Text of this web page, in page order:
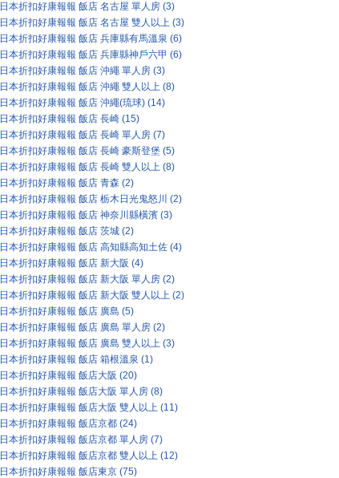
日本折扣好康報報 飯店 名古屋 單人房 (3)
日本折扣好康報報 飯店 名古屋 雙人以上 (3)
日本折扣好康報報 飯店 兵庫縣有馬溫泉 (6)
日本折扣好康報報 飯店 兵庫縣神戶六甲 (6)
日本折扣好康報報 飯店 沖繩 單人房 (3)
日本折扣好康報報 飯店 沖繩 雙人以上 (8)
日本折扣好康報報 飯店 沖繩(琉球) (14)
日本折扣好康報報 飯店 長崎 (15)
日本折扣好康報報 飯店 長崎 單人房 (7)
日本折扣好康報報 飯店 長崎 豪斯登堡 (5)
日本折扣好康報報 飯店 長崎 雙人以上 (8)
日本折扣好康報報 飯店 青森 (2)
日本折扣好康報報 飯店 栃木日光鬼怒川 (2)
日本折扣好康報報 飯店 神奈川縣橫濱 (3)
日本折扣好康報報 飯店 茨城 (2)
日本折扣好康報報 飯店 高知縣高知土佐 (4)
日本折扣好康報報 飯店 新大阪 (4)
日本折扣好康報報 飯店 新大阪 單人房 (2)
日本折扣好康報報 飯店 新大阪 雙人以上 (2)
日本折扣好康報報 飯店 廣島 (5)
日本折扣好康報報 飯店 廣島 單人房 (2)
日本折扣好康報報 飯店 廣島 雙人以上 (3)
日本折扣好康報報 飯店 箱根溫泉 (1)
日本折扣好康報報 飯店大阪 (20)
日本折扣好康報報 飯店大阪 單人房 (8)
日本折扣好康報報 飯店大阪 雙人以上 (11)
日本折扣好康報報 飯店京都 (24)
日本折扣好康報報 飯店京都 單人房 (7)
日本折扣好康報報 飯店京都 雙人以上 (12)
日本折扣好康報報 飯店東京 (75)